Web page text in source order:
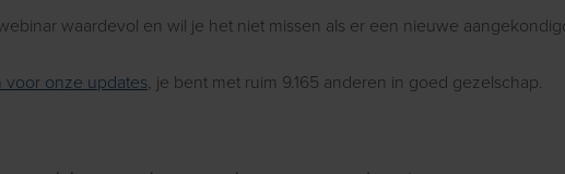
waardevol en wil je het niet missen als er een nieuwe
voor onze updates, je bent met ruim 9.165 anderen in goed gezelschap.